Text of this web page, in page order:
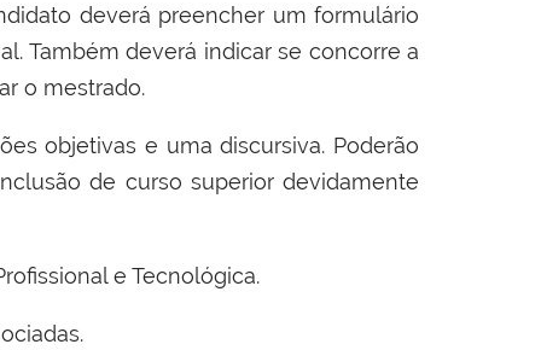
deverá preencher um formulário
Também deverá indicar se concorre a
o mestrado.
objetivas e uma discursiva. Poderão
de curso superior devidamente
e Tecnológica.